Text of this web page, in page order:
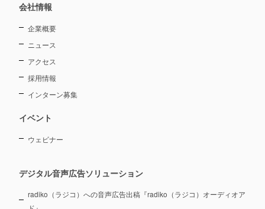
会社情報
企業概要
ニュース
アクセス
採用情報
インターン募集
イベント
ウェビナー
デジタル音声広告ソリューション
radiko（ラジコ）への音声広告出稿『radiko（ラジコ）オーディオア